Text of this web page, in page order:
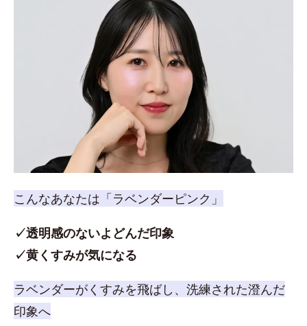
こんなあなたは「ラベンダーピンク」
✓透明感のないよどんだ印象
✓黄くすみが気になる
ラベンダーがくすみを飛ばし、洗練された澄んだ
印象へ